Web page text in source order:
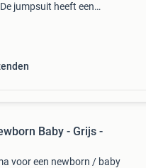
jumpsuit heeft een
Baby - Grijs -
voor een newborn / baby